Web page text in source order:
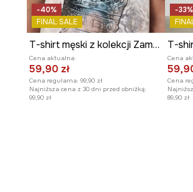
-40%
FINAL SALE
T-shirt męski z kolekcji Zamek Królewski na Wawelu x Medicine
Cena aktualna:
59,90 zł
Cena regularna: 99,90 zł
Najniższa cena z 30 dni przed obniżką:
99,90 zł
-33%
Cena
Cena
89,90 zł